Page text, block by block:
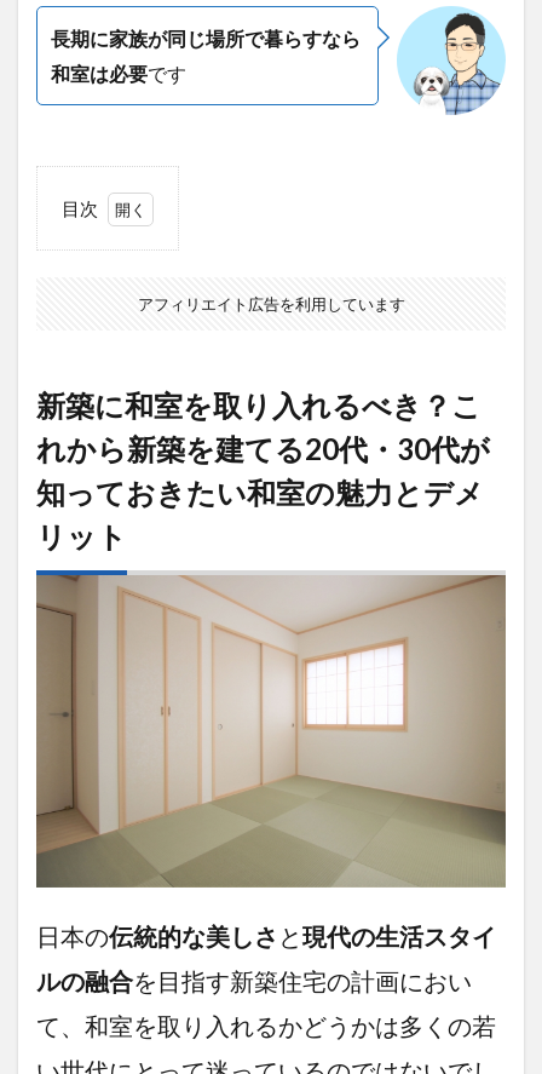
長期に家族が同じ場所で暮らすなら
和室は必要です
目次
き？
これ
から
を建
20
30
代が
ット
和室
力を
再確
認！
1.2
和室
のデ
アフィリエイト広告を利用しています
新築に和室を取り入れるべき？こ
れから新築を建てる20代・30代が
知っておきたい和室の魅力とデメ
リット
日本の伝統的な美しさ と現代の生活スタイ
ルの融合を目指す新築住宅の計画におい
て、和室を取り入れるかどうかは多くの若